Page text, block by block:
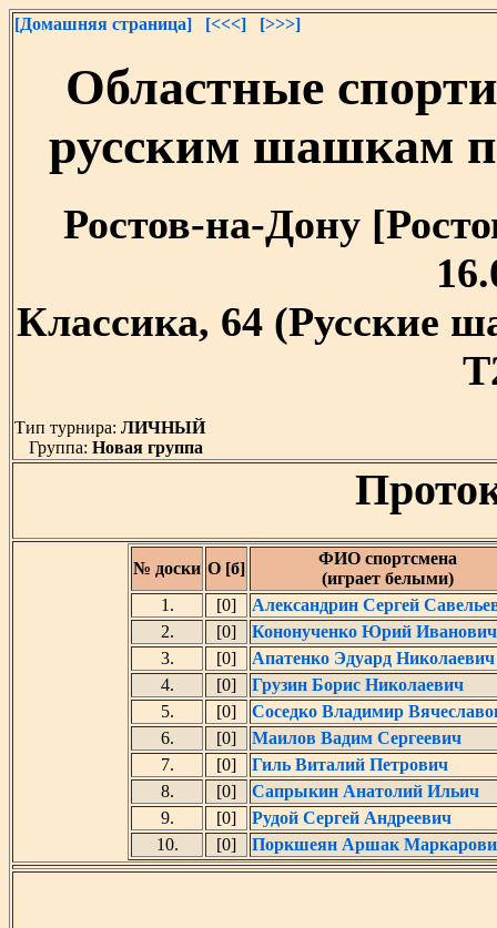
[Домашняя страница] [<<<] [>>>]
Областные
русским шашкам
Ростов-на-Дону
Классика, 64 (Русские
Тип турнира: ЛИЧНЫЙ
Группа: Новая группа
№ доски О [б]
ФИО спортсмена
(играет белыми)
1.
[0]
Александрин Сергей
2.
[0]
Кононученко Юрий Иванович
3.
[0]
Апатенко Эдуард Николаевич
4.
[0]
Грузин Борис Николаевич
5.
[0]
Соседко Владимир
6.
[0]
Маилов Вадим Сергеевич
7.
[0]
Гиль Виталий Петрович
8.
[0]
Сапрыкин Анатолий Ильич
9.
[0]
Рудой Сергей Андреевич
10.
[0] Поркшеян Аршак